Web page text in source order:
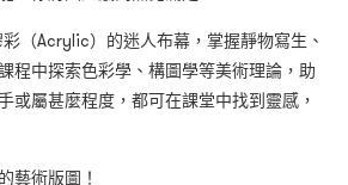
（Acrylic）的迷人布幕，掌握靜物寫生、
程中探索色彩學、構圖學等美術理論，助
或屬甚麼程度，都可在課堂中找到靈感，
藝術版圖！